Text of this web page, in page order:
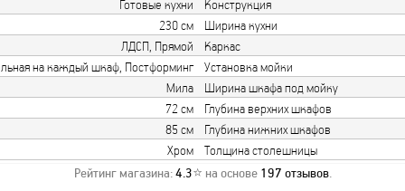
Готовые кухни Конструкция
230 см Ширина кухни
ЛДСП, Прямой Каркас
на каждый шкаф, Постформинг Установка мойки
Мила Ширина шкафа под мойку
72 см Глубина верхних шкафов
85 см Глубина нижних шкафов
Хром Толщина столешницы
Рейтинг магазина:4.3⭐ на основе 197 отзывов.